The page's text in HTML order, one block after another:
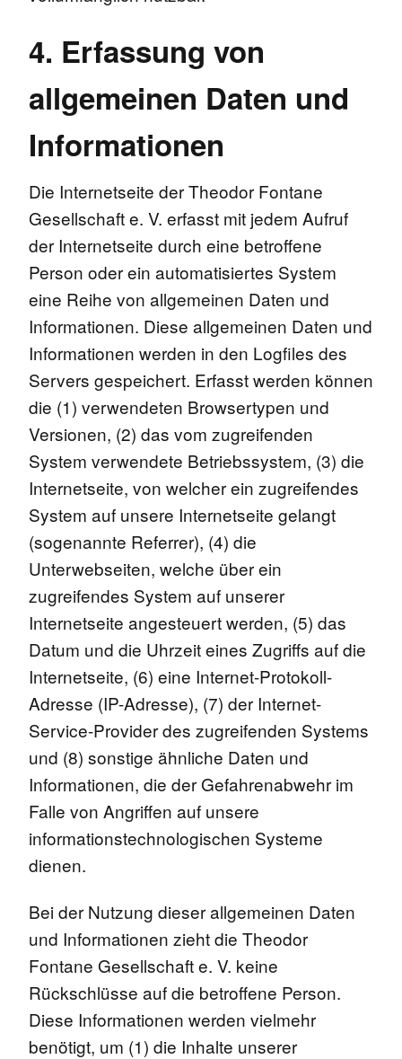
4. Erfassung von
allgemeinen Daten und
Informationen
Die Internetseite der Theodor Fontane
Gesellschaft e. V. erfasst mit jedem Aufruf
der Internetseite durch eine betroffene
Person oder ein automatisiertes System
eine Reihe von allgemeinen Daten und
Informationen. Diese allgemeinen Daten und
Informationen werden in den Logfiles des
Servers gespeichert. Erfasst werden können
die (1) verwendeten Browsertypen und
Versionen, (2) das vom zugreifenden
System verwendete Betriebssystem, (3) die
Internetseite, von welcher ein zugreifendes
System auf unsere Internetseite gelangt
(sogenannte Referrer), (4) die
Unterwebseiten, welche über ein
zugreifendes System auf unserer
Internetseite angesteuert werden, (5) das
Datum und die Uhrzeit eines Zugriffs auf die
Internetseite, (6) eine Internet-Protokoll-
Adresse (IP-Adresse), (7) der Internet-
Service-Provider des zugreifenden Systems
und (8) sonstige ähnliche Daten und
Informationen, die der Gefahrenabwehr im
Falle von Angriffen auf unsere
informationstechnologischen Systeme
dienen.
Bei der Nutzung dieser allgemeinen Daten
und Informationen zieht die Theodor
Fontane Gesellschaft e. V. keine
Rückschlüsse auf die betroffene Person.
Diese Informationen werden vielmehr
benötigt, um (1) die Inhalte unserer